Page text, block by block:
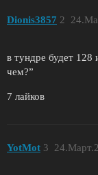
Dionis3857 2
в тундре будет 128
чем?”
7 лайков
YotMot 3